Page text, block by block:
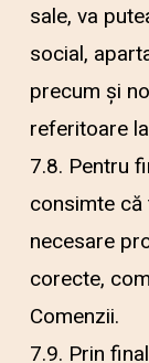
sale, va
social,
precum și
referitoare
7.8. Pentru
consimte
necesare
corecte,
Comenzii.
7.9. Prin